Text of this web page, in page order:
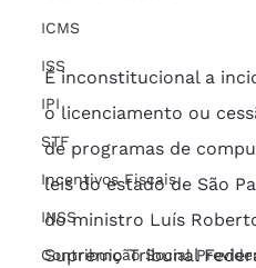
ICMS
ISS
IPI
STF
Incentivos Fiscais
INSS
Contribuição Social
É inconstitucional a
o licenciamento ou
de programas de
leis do estado de São
do ministro Luís
Supremo Tribunal